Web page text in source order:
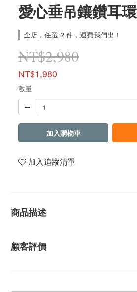
愛心垂吊鑲鑽耳環
全店，任選 2 件，運費我們出！
NT$2,980
NT$1,980
數量
加入購物車
加入追蹤清單
商品描述
顧客評價